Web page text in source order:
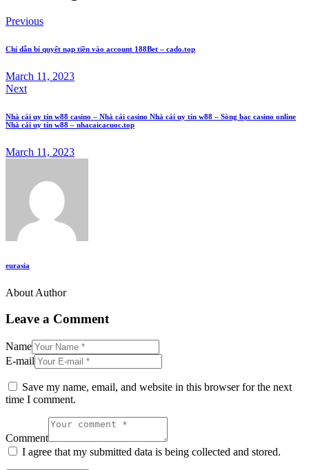
Previous
Chỉ dẫn bí quyết nạp tiền vào account 188Bet – cado.top
March 11, 2023
Next
Nhà cái uy tín w88 casino – Nhà cái casino Nhà cái uy tín w88 – Sòng bạc casino online
Nhà cái uy tín w88 – nhacaicacuoc.top
March 11, 2023
eurasia
About Author
Leave a Comment
Name
E-mail
Save my name, email, and website in this browser for the next
time I comment.
Comment
I agree that my submitted data is being collected and stored.